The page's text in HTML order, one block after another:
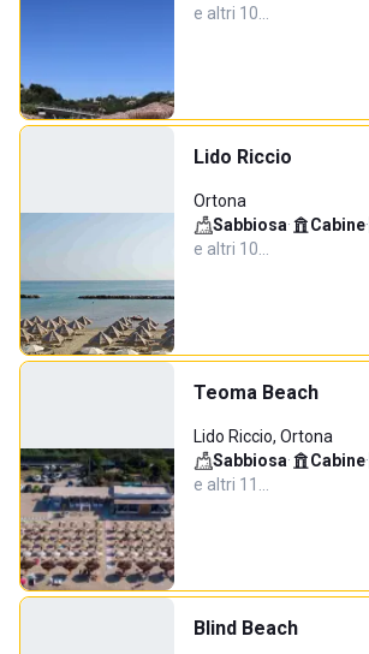
e altri 10…
Lido Riccio
Ortona
Sabbiosa· Cabine·
e altri 10…
Teoma Beach
Lido Riccio, Ortona
Sabbiosa· Cabine·
e altri 11…
Blind Beach